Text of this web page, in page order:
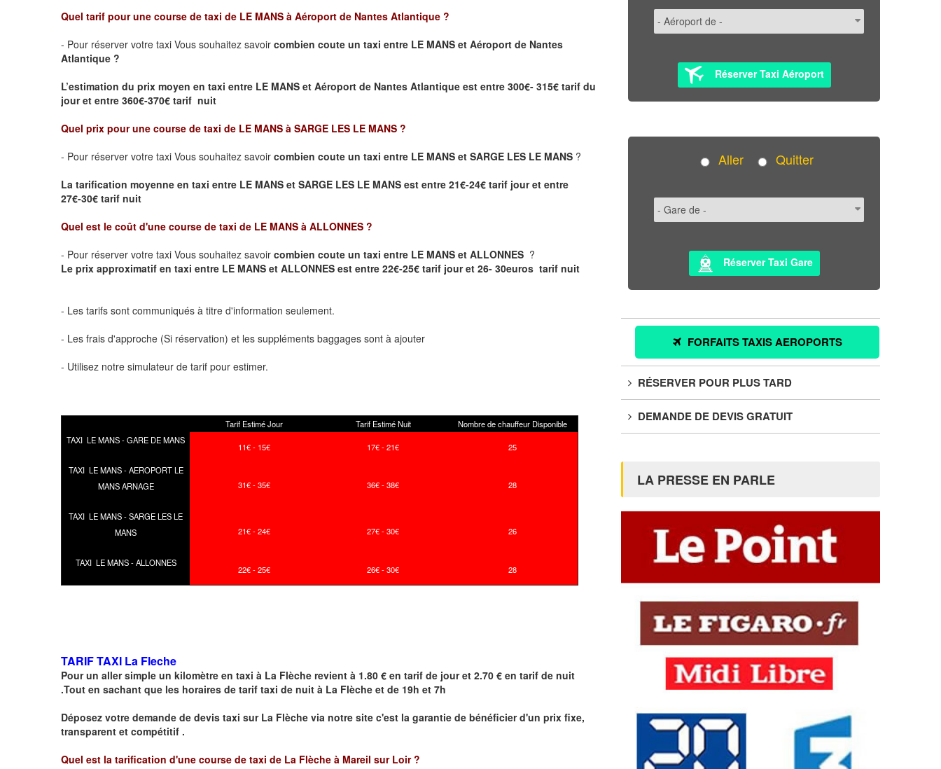
Quel tarif pour une course de taxi de LE MANS à Aéroport de Nantes Atlantique ?
- Pour réserver votre taxi Vous souhaitez savoir combien coute un taxi entre LE MANS et Aéroport de Nantes
Atlantique ?
L’estimation du prix moyen en taxi entre LE MANS et Aéroport de Nantes Atlantique est entre 300€- 315€ tarif du
jour et entre 360€-370€ tarif nuit
Quel prix pour une course de taxi de LE MANS à SARGE LES LE MANS ?
- Pour réserver votre taxi Vous souhaitez savoir combien coute un taxi entre LE MANS et SARGE LES LE MANS ?
La tarification moyenne en taxi entre LE MANS et SARGE LES LE MANS est entre 21€-24€ tarif jour et entre
27€-30€ tarif nuit
Quel est le coût d'une course de taxi de LE MANS à ALLONNES ?
- Pour réserver votre taxi Vous souhaitez savoir combien coute un taxi entre LE MANS et ALLONNES ?
Le prix approximatif en taxi entre LE MANS et ALLONNES est entre 22€-25€ tarif jour et 26- 30euros tarif nuit
- Les tarifs sont communiqués à titre d'information seulement.
- Les frais d'approche (Si réservation) et les suppléments baggages sont à ajouter
- Utilisez notre simulateur de tarif pour estimer.
Tarif Estimé Jour Tarif Estimé Nuit
Nombre de chauffeur Disponible
TAXI LE MANS - GARE DE MANS
11€ - 15€ 17€ - 21€ 25
TAXI LE MANS - AEROPORT LE
MANS ARNAGE
31€ - 35€ 36€ - 38€ 28
TAXI LE MANS - SARGE LES LE
MANS
21€ - 24€ 27€ - 30€ 26
TAXI LE MANS - ALLONNES
22€ - 25€ 26€ - 30€ 28
TARIF TAXI La Fleche
Pour un aller simple un kilomètre en taxi à La Flèche revient à 1.80 € en tarif de jour et 2.70 € en tarif de nuit
.Tout en sachant que les horaires de tarif taxi de nuit à La Flèche et de 19h et 7h
Déposez votre demande de devis taxi sur La Flèche via notre site c'est la garantie de bénéficier d'un prix fixe,
transparent et compétitif .
Quel est la tarification d'une course de taxi de La Flèche à Mareil sur Loir ?
Réserver Taxi Aéroport
Aller Quitter
Réserver Taxi Gare
FORFAITS TAXIS AEROPORTS
RÉSERVER POUR PLUS TARD
DEMANDE DE DEVIS GRATUIT
LA PRESSE EN PARLE